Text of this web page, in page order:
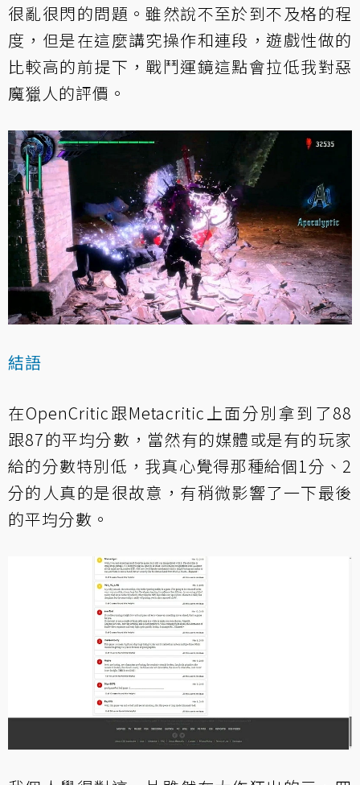
很亂很閃的問題。雖然說不至於到不及格的程
度，但是在這麼講究操作和連段，遊戲性做的
比較高的前提下，戰鬥運鏡這點會拉低我對惡
魔獵人的評價。
結語
在OpenCritic跟Metacritic上面分別拿到了88
跟87的平均分數，當然有的媒體或是有的玩家
給的分數特別低，我真心覺得那種給個1分、2
分的人真的是很故意，有稍微影響了一下最後
的平均分數。